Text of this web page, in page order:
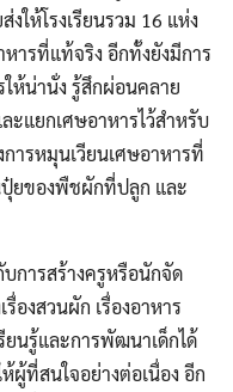
ให้โรงเรียนรวม 16 แห่ง
หารที่แท้จริง อีกทั้งยังมีการ
ห้น่านั่ง รู้สึกผ่อนคลาย
ะแยกเศษอาหารไว้สำหรับ
ารหมุนเวียนเศษอาหารที่
ปุ๋ยของพืชผักที่ปลูก และ
การสร้างครูหรือนักจัด
องสวนผัก เรื่องอาหาร
ยนรู้และการพัฒนาเด็กได้
ที่สนใจอย่างต่อเนื่อง อีก